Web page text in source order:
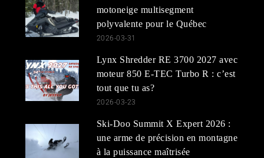
motoneige multisegment
polyvalente pour le Québec
2026-03-31
Lynx Shredder RE 3700 2027 avec
moteur 850 E-TEC Turbo R : c’est
tout que tu as?
2026-03-23
Ski-Doo Summit X Expert 2026 :
une arme de précision en montagne
à la puissance maîtrisée